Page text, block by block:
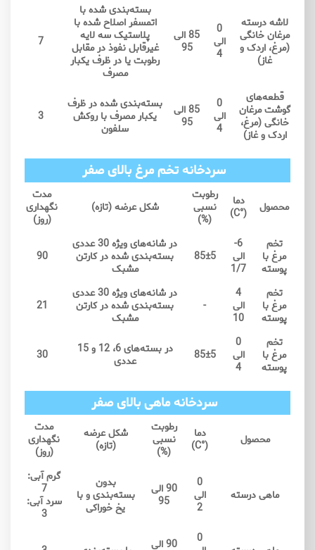
لاشه درسته
مرغان خانگی
(مرغ، اردک و
غاز)
0
الی
4
85 الی
95
بسته‌بندی شده با
اتمسفر اصلاح شده با
پلاستیک سه لایه
غیرقابل نفوذ در مقابل
رطوبت یا در ظرف یکبار
مصرف
7
قطعه‌های
گوشت مرغان
خانگی (مرغ،
اردک و غاز)
0
الی
4
85 الی
95
بسته‌بندی شده در ظرف
یکبار مصرف با روکش
سلفون
3
سردخانه تخم مرغ بالای صفر
محصول دما
(°C)
رطوبت
نسبی
(%)
شکل عرضه (تازه)
مدت
نگهداری
(روز)
تخم
مرغ با
پوسته
6-
الی
1/7
85±5
در شانه‌های ویژه 30 عددی
بسته‌بندی شده در کارتن
مشبک
90
تخم
مرغ با
پوسته
4
الی
10
-
در شانه‌های ویژه 30 عددی
بسته‌بندی شده در کارتن
مشبک
21
تخم
مرغ با
پوسته
0
الی
4
85±5 در بسته‌های 6، 12 و 15
عددی 30
سردخانه ماهی بالای صفر
محصول دما
(°C)
رطوبت
نسبی
(%)
شکل عرضه
(تازه)
مدت
نگهداری
(روز)
ماهی درسته
0
الی
2
90 الی
95
بدون
بسته‌بندی و با
یخ خوراکی
گرم آبی:
7
سرد آبی:
3
0 90 الی